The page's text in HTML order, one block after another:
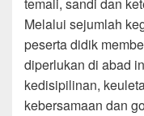
temali, sandi dan
Melalui sejumlah
peserta didik
diperlukan di abad
kedisipilinan,
kebersamaan dan